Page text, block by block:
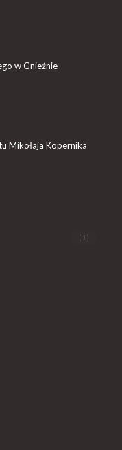
w Gnieźnie
Mikołaja Kopernika
(1)